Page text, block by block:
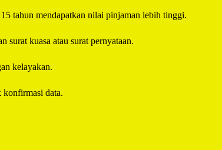
tahun mendapatkan nilai pinjaman lebih tinggi.
kuasa atau surat pernyataan.
kelayakan.
konfirmasi data.